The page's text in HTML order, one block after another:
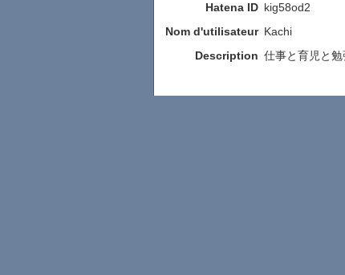
Hatena ID kig58od2
Nom d'utilisateur Kachi
Description 仕事と育児と